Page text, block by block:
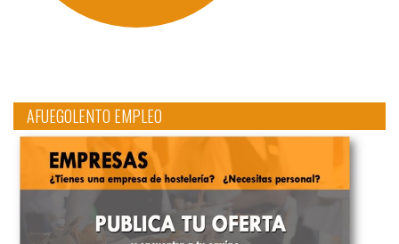
AFUEGOLENTO EMPLEO